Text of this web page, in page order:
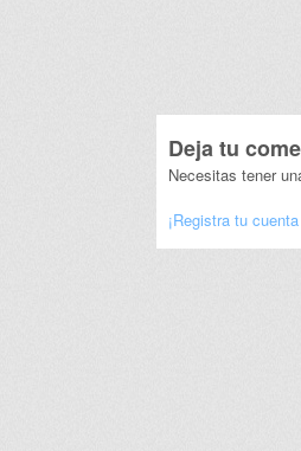
Deja tu
Necesitas tener
¡Registra tu